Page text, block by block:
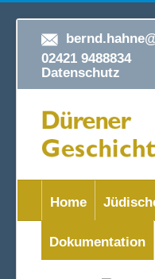
02421
Datenschutz
Home
Dokumentation